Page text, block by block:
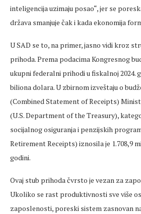
inteligencija uzimaju posao“, jer se
država smanjuje čak i kada ekonomija
U SAD se to, na primer, jasno vidi kroz
prihoda. Prema podacima Kongresnog
ukupni federalni prihodi u fiskalnoj 2024.
biliona dolara. U zbirnom izveštaju o
(Combined Statement of Receipts)
(U.S. Department of the Treasury),
socijalnog osiguranja i penzijskih
Retirement Receipts) iznosila je 1.708,9
godini.
Ovaj stub prihoda čvrsto je vezan za
Ukoliko se rast produktivnosti sve više
zaposlenosti, poreski sistem zasnovan